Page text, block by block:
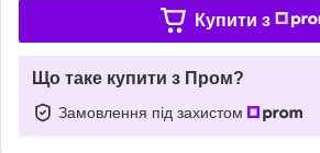
Купити з
Що таке купити з Пром?
Замовлення під захистом